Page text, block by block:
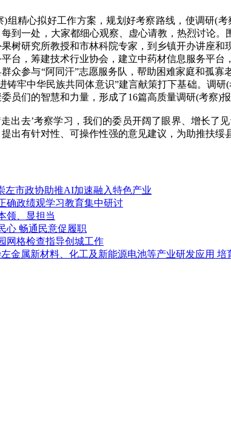
精心拟好工作方案，规划好考察路线，使调研(考
到一处，大家都细心观察、虚心请教，热烈讨论
树研究所教授和市林科院专家，到乡镇开办讲座
台，筹建技术行业协会，建立中药材信息服务平
众参与“阿同汗”志愿服务队，帮助困难家庭和孤
铸牢中华民族共同体意识”建言献策打下基础。调
员们的智慧和力量，形成了16篇高质量调研(考察)
去’考察学习，我们的委员开阔了眼界、增长了
出有针对性、可操作性强的意见建议，为助推扶
市政协助推AI加速融入特色产业
确政绩观学习教育集中研讨
领、显担当
心 畅通民意促履职
网格检查指导创城工作
金属新材料、化工及新能源电池等产业研发应用 培